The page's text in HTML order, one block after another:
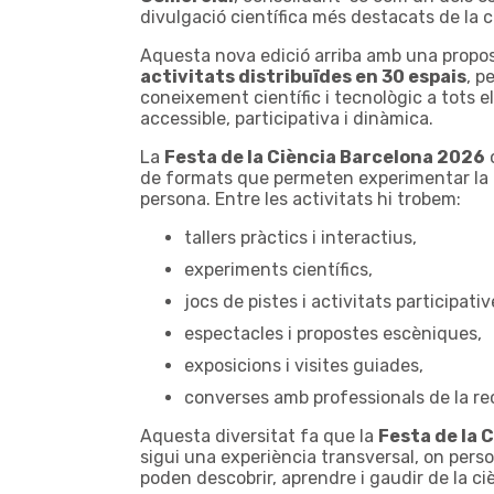
divulgació científica més destacats de la
Aquesta nova edició arriba amb una
activitats distribuïdes en 30 espais,
coneixement científic i tecnològic a tots
accessible, participativa i dinàmica.
La Festa de la Ciència Barcelona 2026
de formats que permeten experimentar la
persona. Entre les activitats hi trobem:
tallers pràctics i interactius,
experiments científics,
jocs de pistes i activitats
espectacles i propostes escèniques,
exposicions i visites guiades,
converses amb professionals de la
Aquesta diversitat fa que la Festa de la
sigui una experiència transversal, on
poden descobrir, aprendre i gaudir de la